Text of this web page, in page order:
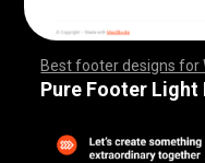
Best footer designs for
,,,,,,,,,,,,,,,,,,,,,,,,,
,,,,,,,,,,,,,,,,,,,,,,,,,
,,,,,,,,
Pure Footer Light